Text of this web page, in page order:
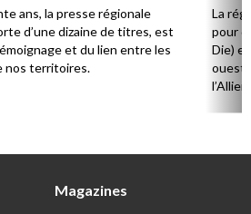
ans, la presse régionale
d’une dizaine de titres, est
et du lien entre les
nos territoires.
La
pour
Die)
ouest,
Magazines